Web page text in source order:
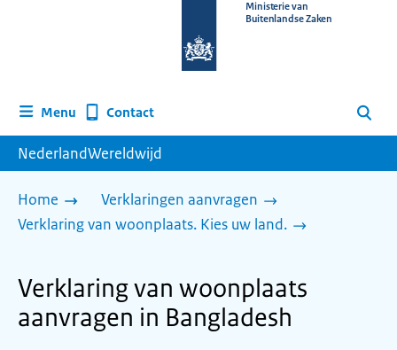
homepage
Ministerie van
Buitenlandse Zaken
Menu Contact Zoeken
NederlandWereldwijd
Home
Verklaringen aanvragen
Verklaring van woonplaats. Kies uw land.
Verklaring van woonplaats
aanvragen in Bangladesh